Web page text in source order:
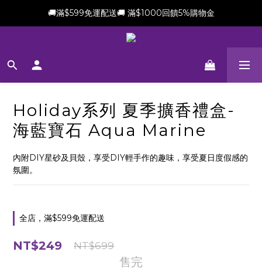
新會員加贈$100購物金(滿$699可折抵)
🚚滿$599免運配送🚚 滿$1000回饋5%購物金
新會員加贈$100購物金(滿$699可折抵)
Holiday系列 夏季擴香禮盒-
海藍寶石 Aqua Marine
內附DIY星砂及貝殼，享受DIY輕手作的趣味，享受夏日度假感的
氛圍。
全店，滿$599免運配送
NT$249 NT$699
售完